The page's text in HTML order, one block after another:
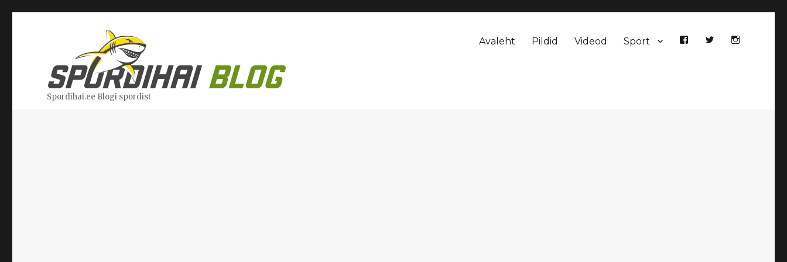
Spordihai.ee Blogi spordist
Avaleht Pildid Videod Sport